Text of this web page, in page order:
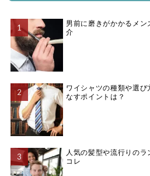
男前に磨きがかかるメ
介
ワイシャツの種類や選
なすポイントは？
人気の髪型や流行りの
コレ